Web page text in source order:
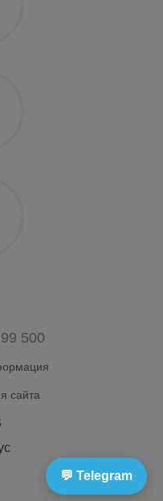
500
сайта
💬 Telegram